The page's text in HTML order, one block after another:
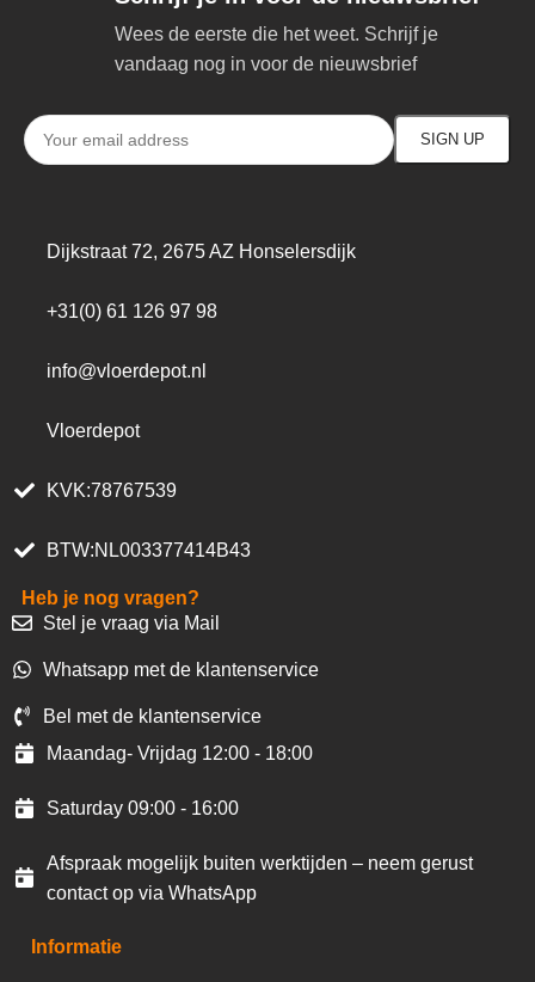
Wees de eerste die het weet. Schrijf je
vandaag nog in voor de nieuwsbrief
Dijkstraat 72, 2675 AZ Honselersdijk
+31(0) 61 126 97 98
info@vloerdepot.nl
Vloerdepot
KVK:78767539
BTW:NL003377414B43
Heb je nog vragen?
Stel je vraag via Mail
Whatsapp met de klantenservice
Bel met de klantenservice
Maandag- Vrijdag 12:00 - 18:00
Saturday 09:00 - 16:00
Afspraak mogelijk buiten werktijden – neem gerust
contact op via WhatsApp
Informatie